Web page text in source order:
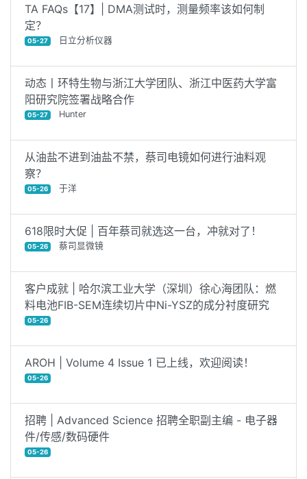
TA FAQs【17】| DMA测试时，测量频率该如何制
定？
05-27 日立分析仪器
动态丨环特生物与浙江大学团队、浙江中医药大学富
阳研究院签署战略合作
05-27 Hunter
从油盐不进到油盐不禁，蔡司电镜如何进行油料观
察？
05-26 于洋
618限时大促 | 百年蔡司就选这一台，冲就对了！
05-26 蔡司显微镜
客户成就 | 哈尔滨工业大学（深圳）徐心海团队：燃
料电池FIB-SEM连续切片中Ni-YSZ的成分衬度研究
05-26
AROH | Volume 4 Issue 1 已上线，欢迎阅读！
05-26
招聘 | Advanced Science 招聘全职副主编 - 电子器
件/传感/数码硬件
05-26